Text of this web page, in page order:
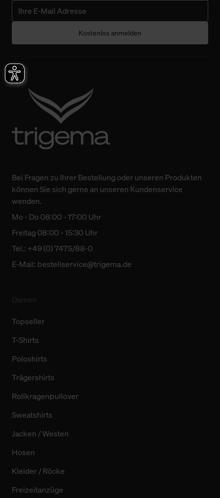
Kostenlos anmelden
Bei Fragen zu Ihrer Bestellung oder unseren Produkten
können Sie sich gerne an unseren Kundenservice
wenden.
Mo - Do 08:00 - 17:00 Uhr
Freitag 08:00 - 15:30 Uhr
Tel.: +49 (0) 7475/88-0
E-Mail: bestellservice@trigema.de
Topseller
T-Shirts
Poloshirts
Trägershirts
Rollkragenpullover
Sweatshirts
Jacken / Westen
Hosen
Kleider / Röcke
Freizeitanzüge